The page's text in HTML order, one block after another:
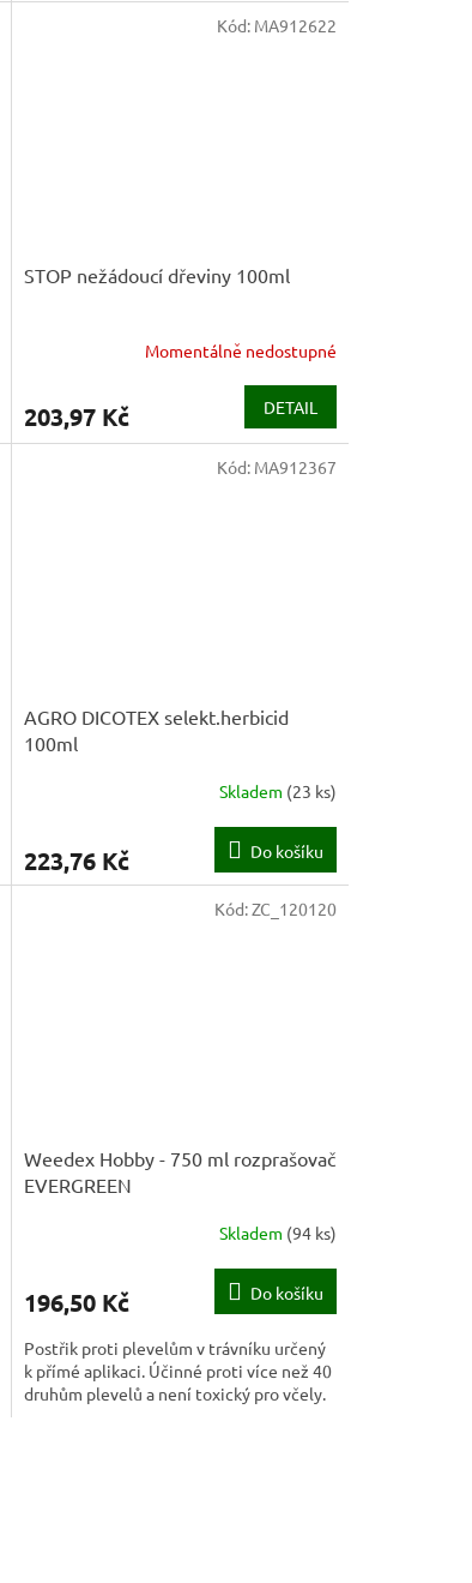
STOP nežádoucí dřeviny 100ml
Momentálně nedostupné
203,97 Kč DETAIL
Kód: MA912622
AGRO DICOTEX selekt.herbicid
100ml
Skladem (23 ks)
223,76 Kč Do košíku
Kód: MA912367
Weedex Hobby - 750 ml rozprašovač
EVERGREEN
Skladem (94 ks)
196,50 Kč Do košíku
Postřik proti plevelům v trávníku určený
k přímé aplikaci. Účinné proti více než 40
druhům plevelů a není toxický pro včely.
Kód:ZC_120120